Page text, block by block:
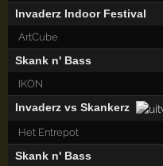
Invaderz Indoor Festival
ArtCube
Skank n' Bass
IKON
Invaderz vs Skankerz
Het Entrepot
Skank n' Bass